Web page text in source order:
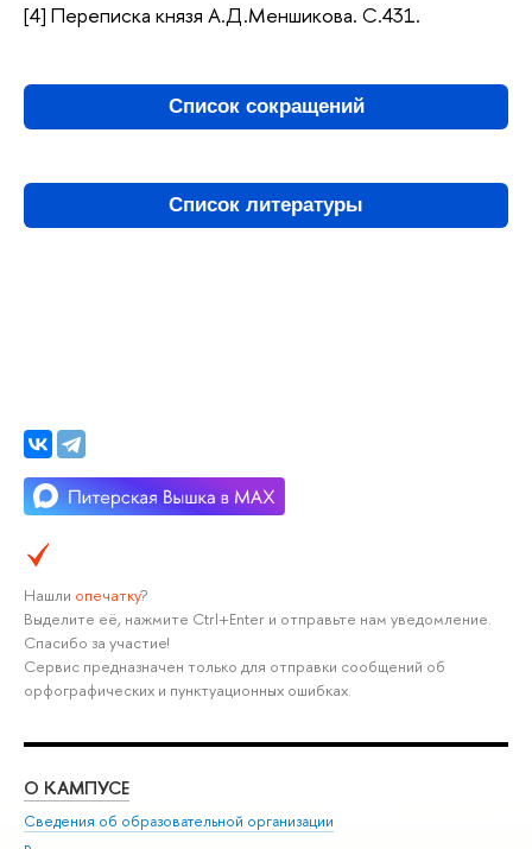
[4] Переписка князя А.Д.Меншикова. С.431.
Список сокращений
Список литературы
Нашли опечатку?
Выделите её, нажмите Ctrl+Enter и отправьте нам уведомление.
Спасибо за участие!
Сервис предназначен только для отправки сообщений об
орфографических и пунктуационных ошибках.
О КАМПУСЕ
Сведения об образовательной организации